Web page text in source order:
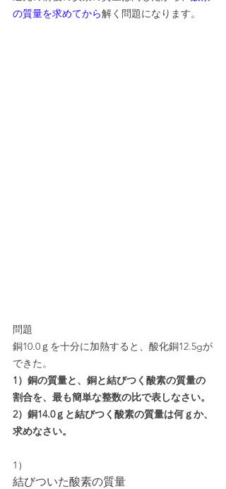
の質量を求めてから解く問題になります。
問題
銅10.0ｇを十分に加熱すると、酸化銅12.5gが
できた。
1）銅の質量と、銅と結びつく酸素の質量の
割合を、最も簡単な整数の比で表しなさい。
2）銅14.0ｇと結びつく酸素の質量は何ｇか、
求めなさい。
1）
結びついた酸素の質量